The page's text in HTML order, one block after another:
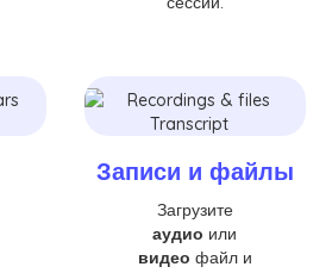
Записи и файлы
Загрузите
аудио или
видео файл и